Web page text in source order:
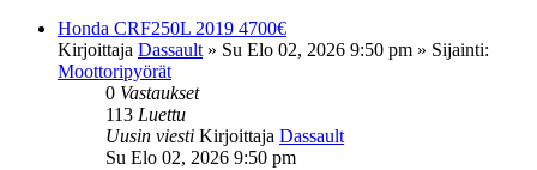
Honda CRF250L 2019 4700€
Kirjoittaja Dassault » Su Elo 02, 2026 9:50 pm » Sijainti:
Moottoripyörät
0 Vastaukset
113 Luettu
Uusin viesti Kirjoittaja Dassault
Su Elo 02, 2026 9:50 pm